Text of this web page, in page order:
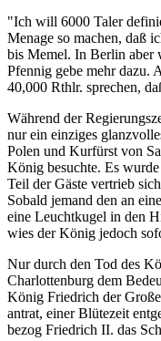
"Ich will 6000 Taler
Menage so machen, daß
bis Memel. In Berlin aber
Pfennig gebe mehr dazu.
40,000 Rthlr. sprechen,
Während der
nur ein einziges
Polen und Kurfürst von
König besuchte. Es
Teil der Gäste vertrieb
Sobald jemand den an
eine Leuchtkugel in den
wies der König jedoch
Nur durch den Tod des
Charlottenburg dem
König Friedrich der
antrat, einer Blütezeit
bezog Friedrich II. das